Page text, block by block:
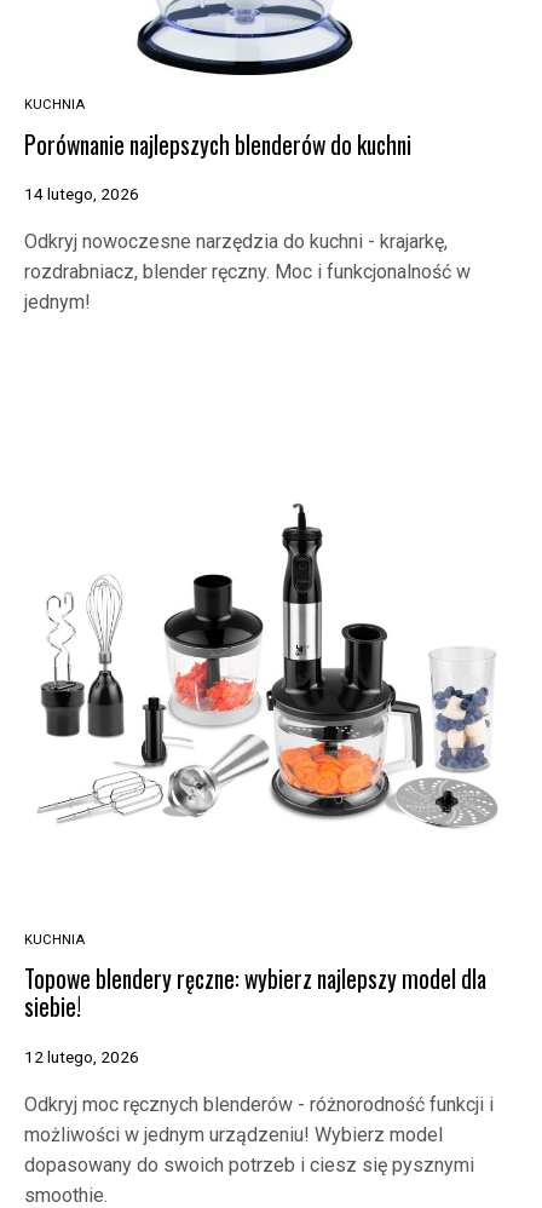
KUCHNIA
Porównanie najlepszych blenderów do kuchni
14 lutego, 2026
Odkryj nowoczesne narzędzia do kuchni - krajarkę,
rozdrabniacz, blender ręczny. Moc i funkcjonalność w
jednym!
KUCHNIA
Topowe blendery ręczne: wybierz najlepszy model dla
siebie!
12 lutego, 2026
Odkryj moc ręcznych blenderów - różnorodność funkcji i
możliwości w jednym urządzeniu! Wybierz model
dopasowany do swoich potrzeb i ciesz się pysznymi
smoothie.